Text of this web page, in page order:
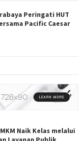
Peringati HUT
Pacific Caesar
Naik Kelas melalui